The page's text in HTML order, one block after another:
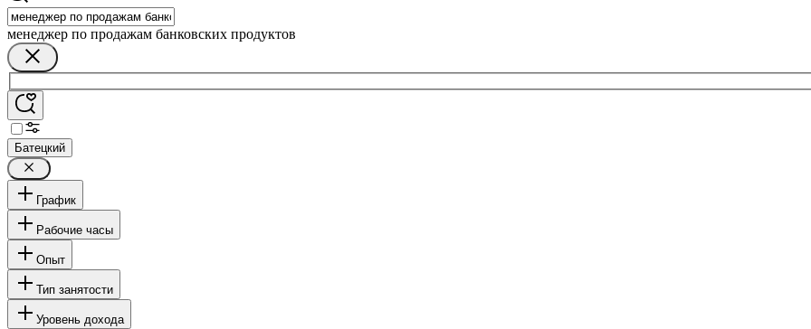
менеджер по продажам банковских продуктов
Батецкий
График
Рабочие часы
Опыт
Тип занятости
Уровень дохода